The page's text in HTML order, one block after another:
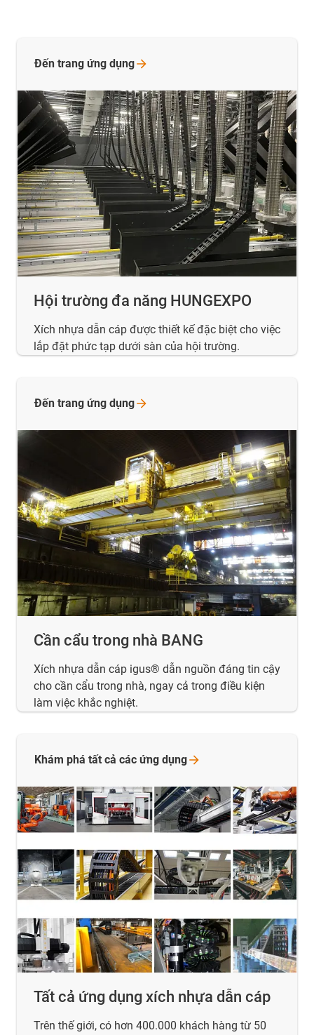
Hội trường đa năng HUNGEXPO
Xích nhựa dẫn cáp được thiết kế đặc biệt cho việc
lắp đặt phức tạp dưới sàn của hội trường.
Đến trang ứng dụng
Cần cẩu trong nhà BANG
Xích nhựa dẫn cáp igus® dẫn nguồn đáng tin cậy
cho cần cẩu trong nhà, ngay cả trong điều kiện
làm việc khắc nghiệt.
Đến trang ứng dụng
Tất cả ứng dụng xích nhựa dẫn cáp
Trên thế giới, có hơn 400.000 khách hàng từ 50
Khám phá tất cả các ứng dụng